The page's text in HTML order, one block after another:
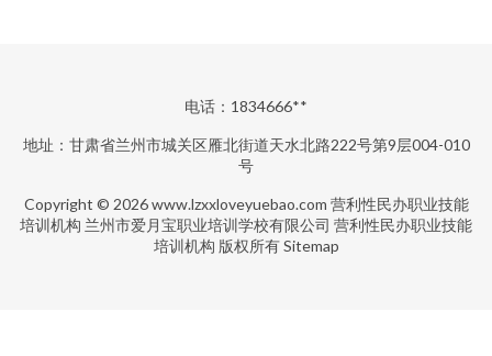
电话：1834666**
地址：甘肃省兰州市城关区雁北街道天水北路222号第9层004-010
号
Copyright © 2026www.lzxxloveyuebao.com 营利性民办职业技能
培训机构 兰州市爱月宝职业培训学校有限公司 营利性民办职业技能
培训机构 版权所有Sitemap